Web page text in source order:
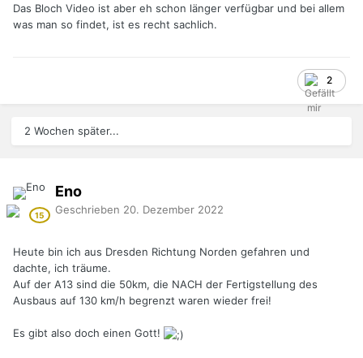
Das Bloch Video ist aber eh schon länger verfügbar und bei allem
was man so findet, ist es recht sachlich.
2
2 Wochen später...
Eno
Geschrieben 20. Dezember 2022
Heute bin ich aus Dresden Richtung Norden gefahren und
dachte, ich träume.
Auf der A13 sind die 50km, die NACH der Fertigstellung des
Ausbaus auf 130 km/h begrenzt waren wieder frei!
Es gibt also doch einen Gott!